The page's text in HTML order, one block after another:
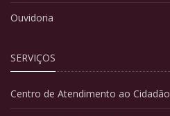
Ouvidoria
SERVIÇOS
Centro de Atendimento ao Cidadão